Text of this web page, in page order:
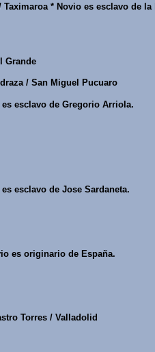
* Novio es esclavo de la
Grande
/ San Miguel Pucuaro
esclavo de Gregorio Arriola.
esclavo de Jose Sardaneta.
es originario de España.
Torres / Valladolid